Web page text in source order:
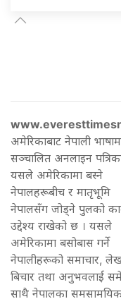
अमेरिकाबाट नेपाली
सञ्चालित अनलाइन
यसले अमेरिकामा बस्ने
नेपालहरूबीच र मातृभूमि
नेपालसँग जोड्ने पुलको
उद्देश्य राखेको छ । यसले
अमेरिकामा बसोबास गर्ने
नेपालीहरूको समाचार,
बिचार तथा अनुभवलाई
साथै नेपालका